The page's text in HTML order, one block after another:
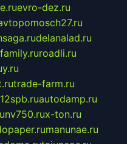
evro-dez.ru
delanalad.ru
roadli.ru
trade-farm.ru
autodamp.ru
nv750.rux-ton.ru
manunae.ru